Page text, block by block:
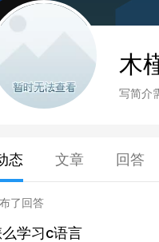
木
写简介
态 文章 回答
了回答
学习c语言